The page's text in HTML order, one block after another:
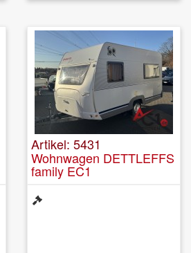
Artikel: 5431
Wohnwagen DETTLEFFS
family EC1